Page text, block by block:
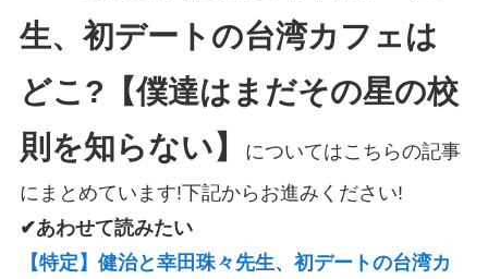
生、初デートの台湾カフェは
どこ?【僕達はまだその星の校
則を知らない】
についてはこちらの記事
にまとめています!下記からお進みください!
✔あわせて読みたい
【特定】健治と幸田珠々先生、初デートの台湾カ